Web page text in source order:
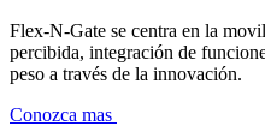
Flex-N-Gate se centra en la
percibida, integración de
peso a través de la innovación.
Conozca mas